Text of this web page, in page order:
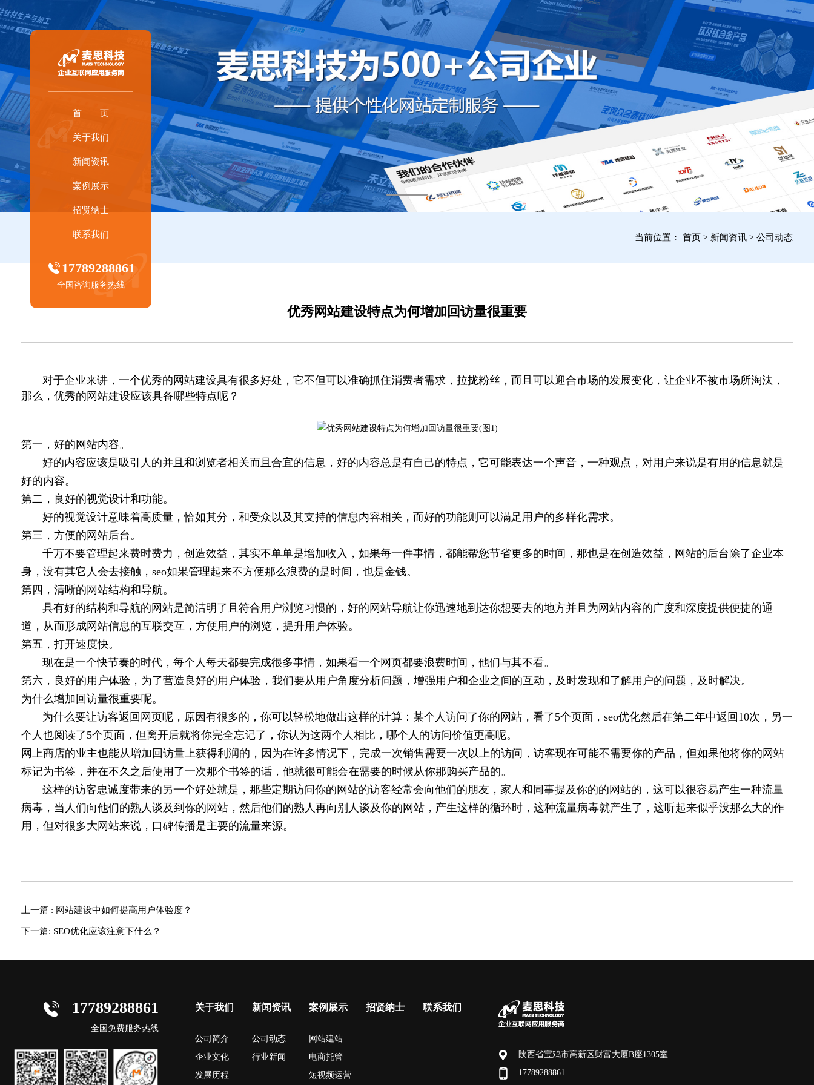
首 页
关于我们
新闻资讯
案例展示
招贤纳士
联系我们
17789288861
全国咨询服务热线
当前位置： 首页 > 新闻资讯 > 公司动态
优秀网站建设特点为何增加回访量很重要
对于企业来讲，一个优秀的网站建设具有很多好处，它不但可以准确抓住消费者需求，拉拢粉丝，而且可以迎合市场的发展变化，让企业不被市场所淘汰，
那么，优秀的网站建设应该具备哪些特点呢？
第一，好的网站内容。
好的内容应该是吸引人的并且和浏览者相关而且合宜的信息，好的内容总是有自己的特点，它可能表达一个声音，一种观点，对用户来说是有用的信息就是
好的内容。
第二，良好的视觉设计和功能。
好的视觉设计意味着高质量，恰如其分，和受众以及其支持的信息内容相关，而好的功能则可以满足用户的多样化需求。
第三，方便的网站后台。
千万不要管理起来费时费力，创造效益，其实不单单是增加收入，如果每一件事情，都能帮您节省更多的时间，那也是在创造效益，网站的后台除了企业本
身，没有其它人会去接触，seo如果管理起来不方便那么浪费的是时间，也是金钱。
第四，清晰的网站结构和导航。
具有好的结构和导航的网站是简洁明了且符合用户浏览习惯的，好的网站导航让你迅速地到达你想要去的地方并且为网站内容的广度和深度提供便捷的通
道，从而形成网站信息的互联交互，方便用户的浏览，提升用户体验。
第五，打开速度快。
现在是一个快节奏的时代，每个人每天都要完成很多事情，如果看一个网页都要浪费时间，他们与其不看。
第六，良好的用户体验，为了营造良好的用户体验，我们要从用户角度分析问题，增强用户和企业之间的互动，及时发现和了解用户的问题，及时解决。
为什么增加回访量很重要呢。
为什么要让访客返回网页呢，原因有很多的，你可以轻松地做出这样的计算：某个人访问了你的网站，看了5个页面，seo优化然后在第二年中返回10次，另一
个人也阅读了5个页面，但离开后就将你完全忘记了，你认为这两个人相比，哪个人的访问价值更高呢。
网上商店的业主也能从增加回访量上获得利润的，因为在许多情况下，完成一次销售需要一次以上的访问，访客现在可能不需要你的产品，但如果他将你的网站
标记为书签，并在不久之后使用了一次那个书签的话，他就很可能会在需要的时候从你那购买产品的。
这样的访客忠诚度带来的另一个好处就是，那些定期访问你的网站的访客经常会向他们的朋友，家人和同事提及你的的网站的，这可以很容易产生一种流量
病毒，当人们向他们的熟人谈及到你的网站，然后他们的熟人再向别人谈及你的网站，产生这样的循环时，这种流量病毒就产生了，这听起来似乎没那么大的作
用，但对很多大网站来说，口碑传播是主要的流量来源。
上一篇 : 网站建设中如何提高用户体验度？
下一篇: SEO优化应该注意下什么？
17789288861
全国免费服务热线
关于我们
公司简介
企业文化
发展历程
新闻资讯
公司动态
行业新闻
案例展示
网站建站
电商托管
短视频运营
招贤纳士 联系我们
陕西省宝鸡市高新区财富大厦B座1305室
17789288861